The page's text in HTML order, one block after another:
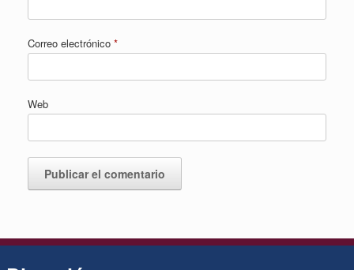
Correo electrónico *
Web